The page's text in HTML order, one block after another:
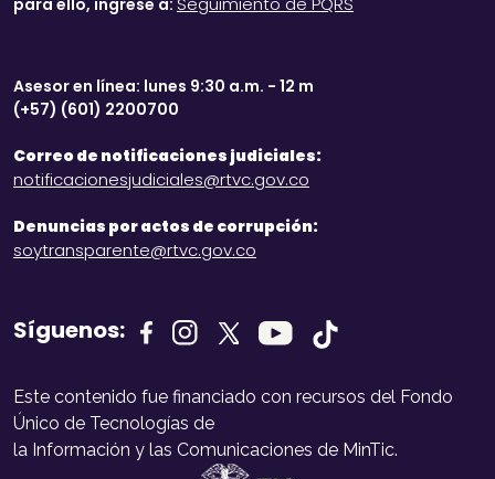
Asesor en línea: lunes 9:30 a.m. - 12 m
(+57) (601) 2200700
Correo de notificaciones judiciales:
notificacionesjudiciales@rtvc.gov.co
Denuncias por actos de corrupción:
soytransparente@rtvc.gov.co
Síguenos:
Este contenido fue financiado con recursos del Fondo
Único de Tecnologías de
la Información y las Comunicaciones de MinTic.